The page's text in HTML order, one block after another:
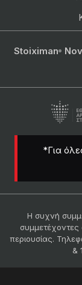
Stoiximan
*Για
Η συχνή
συμμετέχοντες
περιουσίας.
&